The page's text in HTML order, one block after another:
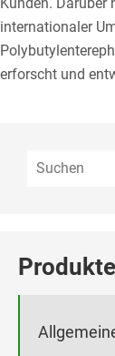
internationaler
erforscht und
Produkte